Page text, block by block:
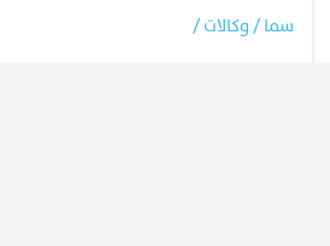
سما / وكالات /